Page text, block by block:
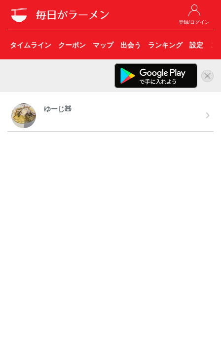
登録/ログイン
タイムライン クーポン マップ 出会う ランキング 設定 こ
ゆーじ🧸